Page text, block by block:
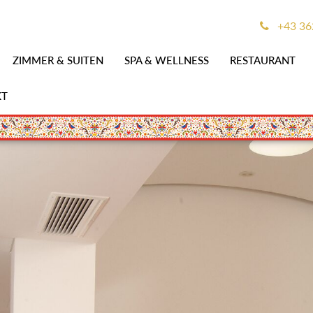
ZIMMER & SUITEN SPA & WELLNESS RESTAURANT
+43